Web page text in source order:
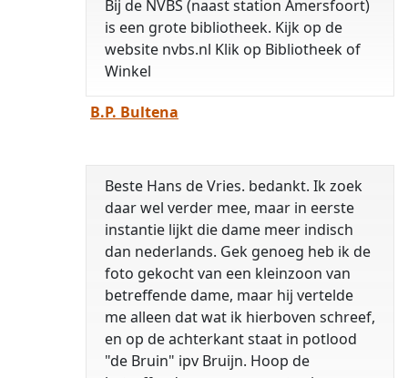
Bij de NVBS (naast station Amersfoort)
is een grote bibliotheek. Kijk op de
website nvbs.nl Klik op Bibliotheek of
Winkel
B.P. Bultena
Beste Hans de Vries. bedankt. Ik zoek
daar wel verder mee, maar in eerste
instantie lijkt die dame meer indisch
dan nederlands. Gek genoeg heb ik de
foto gekocht van een kleinzoon van
betreffende dame, maar hij vertelde
me alleen dat wat ik hierboven schreef,
en op de achterkant staat in potlood
"de Bruin" ipv Bruijn. Hoop de